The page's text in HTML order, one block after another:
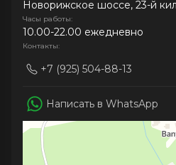
Новорижское шоссе, 23-й
Часы работы:
10.00-22.00 ежедневно
Контакты:
+7 (925) 504-88-13
Написать в WhatsApp